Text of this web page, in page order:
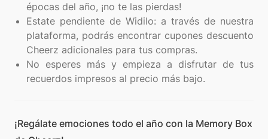
épocas del año, ¡no te las pierdas!
Estate pendiente de Widilo: a través de nuestra
plataforma, podrás encontrar cupones descuento
Cheerz adicionales para tus compras.
No esperes más y empieza a disfrutar de tus
recuerdos impresos al precio más bajo.
¡Regálate emociones todo el año con la Memory Box